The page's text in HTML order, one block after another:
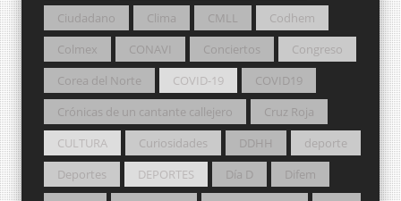
Ciudadano
Clima CMLL
Codhem
Colmex
CONAVI Conciertos
Congreso
Corea del Norte
COVID-19
COVID19
Crónicas de un cantante callejero
Cruz Roja
CULTURA
Curiosidades DDHH
deporte
Deportes
DEPORTES Día D
Difem